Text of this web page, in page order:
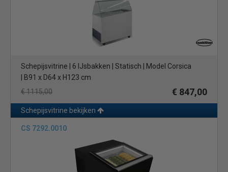
Schepijsvitrine | 6 IJsbakken | Statisch | Model Corsica
| B91 x D64 x H123 cm
€ 1115,00
€ 847,00
Schepijsvitrine bekijken
CS 7292.0010